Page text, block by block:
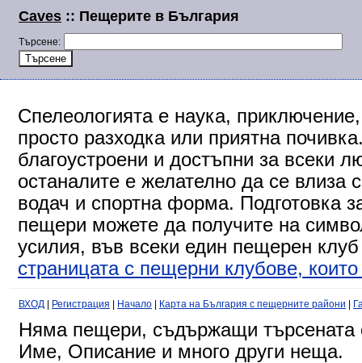
Caves :: Пещерите в България
Търсене:
Спелеологията е наука,
просто разходка или приятна
благоустроени и достъпни за всеки
останалите е желателно да се влиза
водач и спортна форма. Подготовка
пещери можете да получите на
усилия, във всеки един пещерен
страницата с пещерни клубове,
ВХОД Регистрация Начало Карта на България с пещерните райони
Няма пещери, съдържащи търсената
Име, Описание и много други неща.